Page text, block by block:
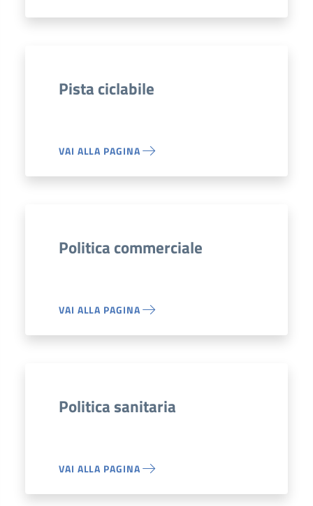
Pista ciclabile
VAI ALLA PAGINA
Politica commerciale
VAI ALLA PAGINA
Politica sanitaria
VAI ALLA PAGINA